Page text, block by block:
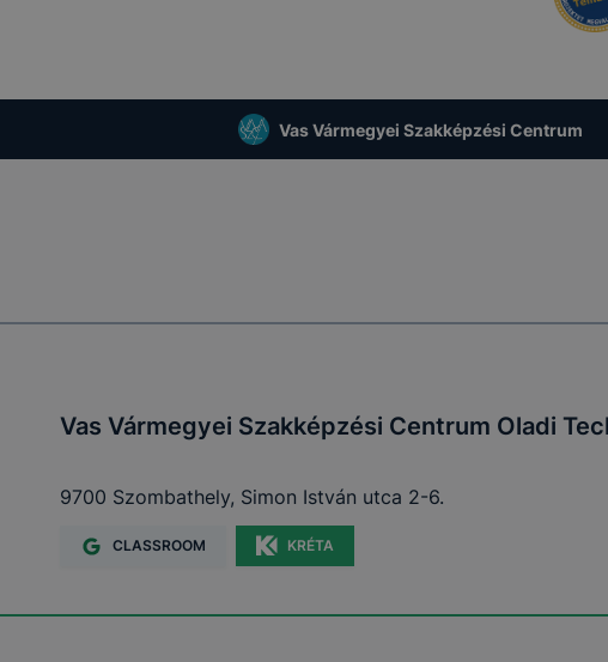
Vas Vármegyei Szakképzési Centrum
Vas Vármegyei Szakképzési Centrum Oladi
9700 Szombathely, Simon István utca 2-6.
CLASSROOM KRÉTA